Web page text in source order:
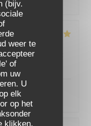
(bijv.
weer te
of
uw
U
elk
op het
klikken.
5/5 Kwaliteit / Prijs